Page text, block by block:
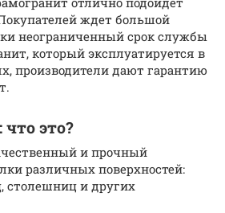
ждет большой
неограниченный срок службы
который эксплуатируется в
производители дают гарантию
это?
и прочный
различных поверхностей:
столешниц и других